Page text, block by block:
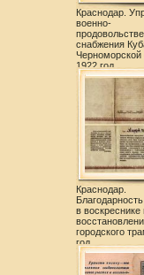
Краснодар.
военно-
снабжения
Черноморской
1922 год
Краснодар.
в воскреснике
городского
год